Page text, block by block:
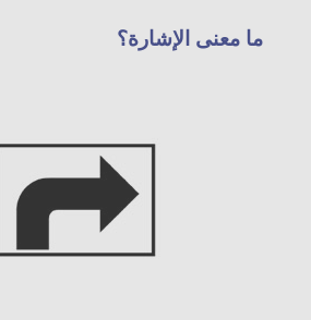
ما معنى الإشارة؟